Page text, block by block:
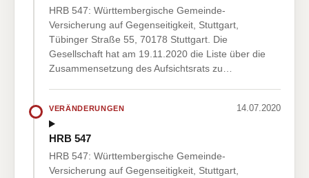
HRB 547: Württembergische Gemeinde-
Versicherung auf Gegenseitigkeit, Stuttgart,
Tübinger Straße 55, 70178 Stuttgart. Die
Gesellschaft hat am 19.11.2020 die Liste über die
Zusammensetzung des Aufsichtsrats zu…
VERÄNDERUNGEN 14.07.2020
HRB 547
HRB 547: Württembergische Gemeinde-
Versicherung auf Gegenseitigkeit, Stuttgart,